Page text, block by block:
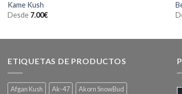
Kame Kush
Desde 7.00€
ETIQUETAS DE PRODUCTOS
Afgan Kush Ak-47
Akorn SnowBud